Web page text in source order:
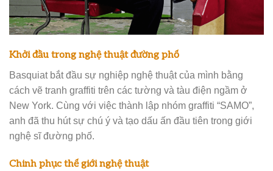
Khởi đầu trong nghệ thuật đường phố
Basquiat bắt đầu sự nghiệp nghệ thuật của mình bằng
cách vẽ tranh graffiti trên các tường và tàu điện ngầm ở
New York. Cùng với việc thành lập nhóm graffiti “SAMO”,
anh đã thu hút sự chú ý và tạo dấu ấn đầu tiên trong giới
nghệ sĩ đường phố.
Chinh phục thế giới nghệ thuật